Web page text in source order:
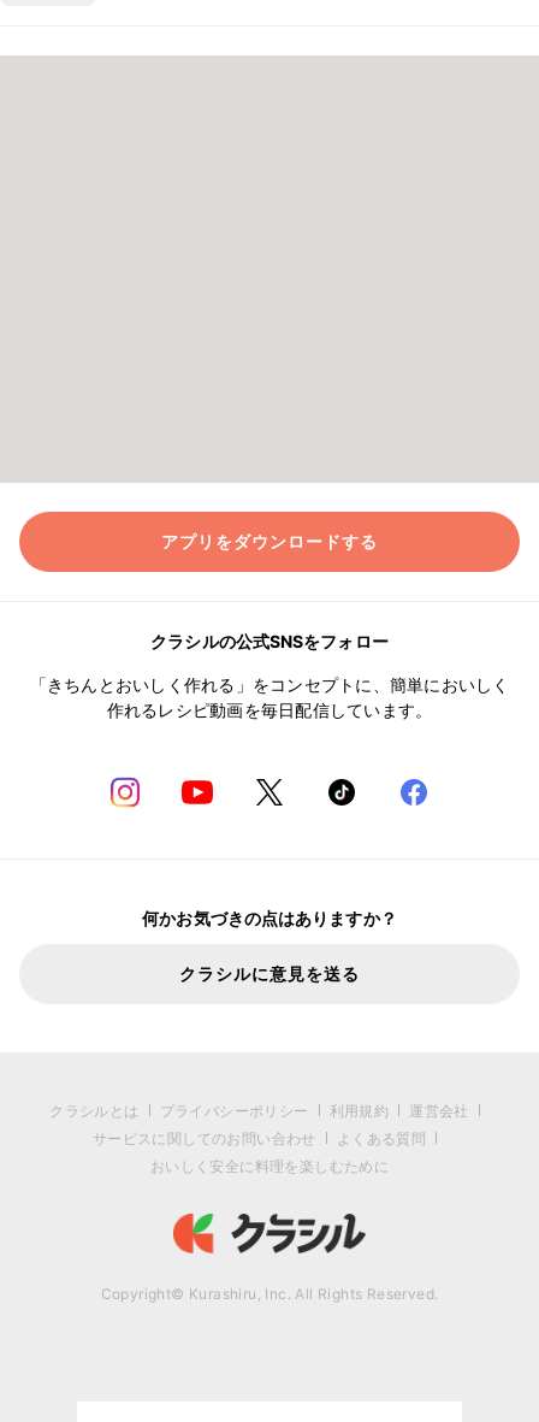
アプリをダウンロードする
クラシルの公式SNSをフォロー
「きちんとおいしく作れる」をコンセプトに、簡単においしく
作れるレシピ動画を毎日配信しています。
何かお気づきの点はありますか？
クラシルに意見を送る
クラシルとは プライバシーポリシー 利用規約
運営会社
サービスに関してのお問い合わせ
よくある質問
おいしく安全に料理を楽しむために
Copyright© Kurashiru, Inc. All Rights Reserved.